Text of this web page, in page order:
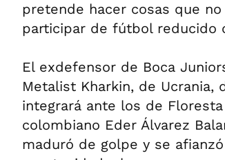
pretende hacer cosas que
participar de fútbol reducido
El exdefensor de Boca
Metalist Kharkin, de Ucrania,
integrará ante los de
colombiano Eder Álvarez
maduró de golpe y se